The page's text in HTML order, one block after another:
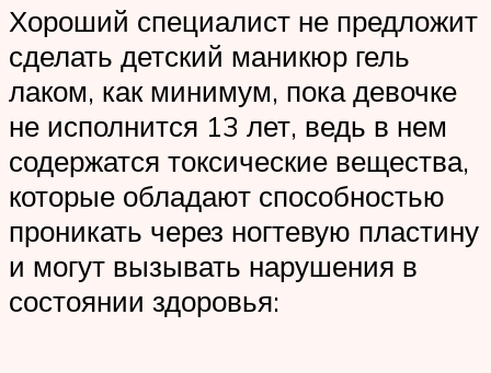
Хороший специалист не предложит
сделать детский маникюр гель
лаком, как минимум, пока девочке
не исполнится 13 лет, ведь в нем
содержатся токсические вещества,
которые обладают способностью
проникать через ногтевую пластину
и могут вызывать нарушения в
состоянии здоровья: